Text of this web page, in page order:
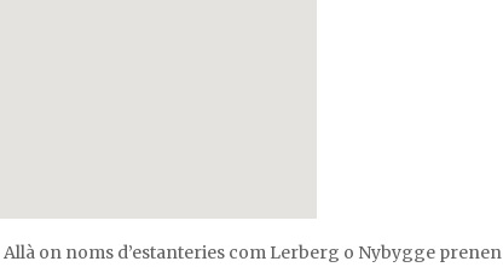
Allà on noms d’estanteries com Lerberg o Nybygge prenen